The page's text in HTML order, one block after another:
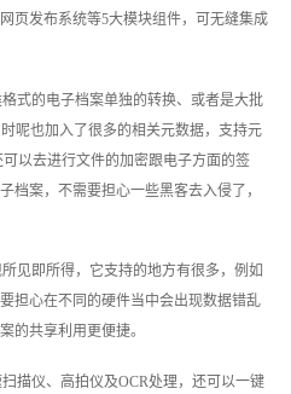
页发布系统等5大模块组件，可无缝集成
式的电子档案单独的转换、或者是大批
呢也加入了很多的相关元数据，支持元
以去进行文件的加密跟电子方面的签
档案，不需要担心一些黑客去入侵了，
见即所得，它支持的地方有很多，例如
担心在不同的硬件当中会出现数据错乱
的共享利用更便捷。
描仪、高拍仪及OCR处理，还可以一键